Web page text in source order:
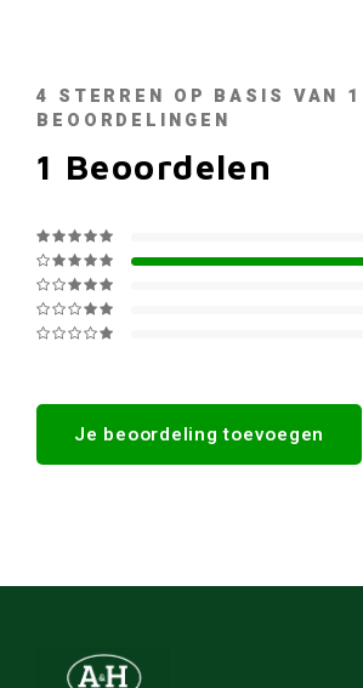
4 STERREN OP BASIS VAN 1
BEOORDELINGEN
1 Beoordelen
Je beoordeling toevoegen